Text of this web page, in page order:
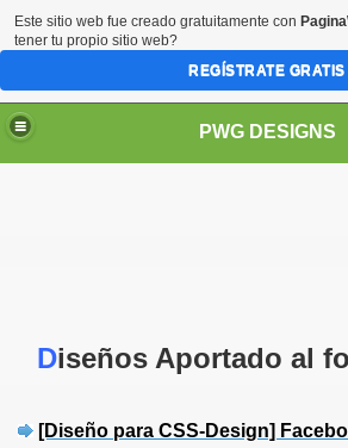
PWG DESIGNS
Diseños Aportado al
[Diseño para CSS-Design]
Este sitio web fue creado gratuitamente con
tener tu propio sitio web?
REGÍSTRATE GRATIS